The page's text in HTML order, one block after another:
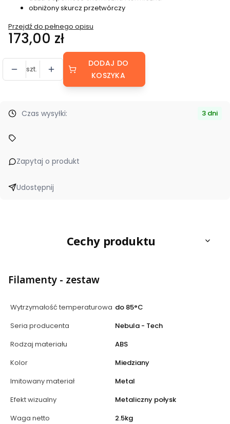
obniżony skurcz przetwórczy
Przejdź do pełnego opisu
Cena
173,00 zł
szt.
DODAJ DO
KOSZYKA
Czas wysyłki: 3 dni
Zapytaj o produkt
Udostępnij
Cechy produktu
Filamenty - zestaw
Wytrzymałość temperaturowa do 85°C
Seria producenta
Nebula - Tech
Rodzaj materiału
ABS
Kolor
Miedziany
Imitowany materiał
Metal
Efekt wizualny
Metaliczny połysk
Waga netto
2.5kg